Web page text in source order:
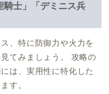
騎士」「デミニス兵
、特に防御力や火力を
てみましょう。 攻略の
は、実用性に特化した
す。